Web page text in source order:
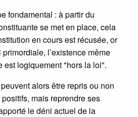
fondamental : à partir du
se met en place, cela
en cours est récusée, or
primordiale, l’existence même
est logiquement "hors la loi".
alors être repris ou non
mais reprendre ses
le déni actuel de la